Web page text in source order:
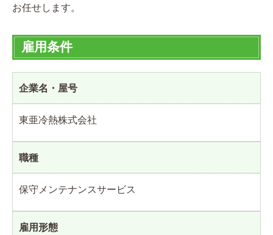
お任せします。
雇用条件
企業名・屋号
東亜冷熱株式会社
職種
保守メンテナンスサービス
雇用形態